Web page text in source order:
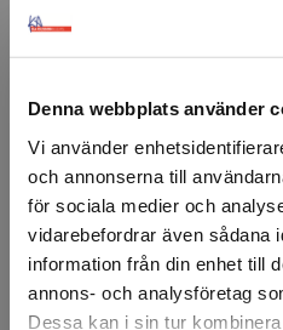
Denna webbplats använder
Vi använder
och annonserna till
för sociala medier och
vidarebefordrar även sådana
information från din enhet till
annons- och analysföretag
Dessa kan i sin tur
Dessa kartonger har en
Kartongerna är mellan 13-26
Minsta beställning: 1 st
Ansök om konto